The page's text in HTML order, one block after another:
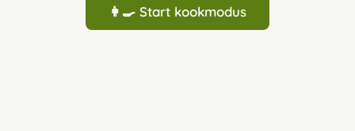
👩‍🍳 Start kookmodus